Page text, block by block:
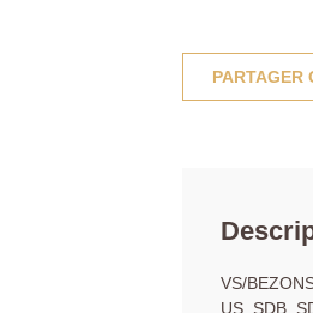
PARTAGER
VS/
US, SDB,